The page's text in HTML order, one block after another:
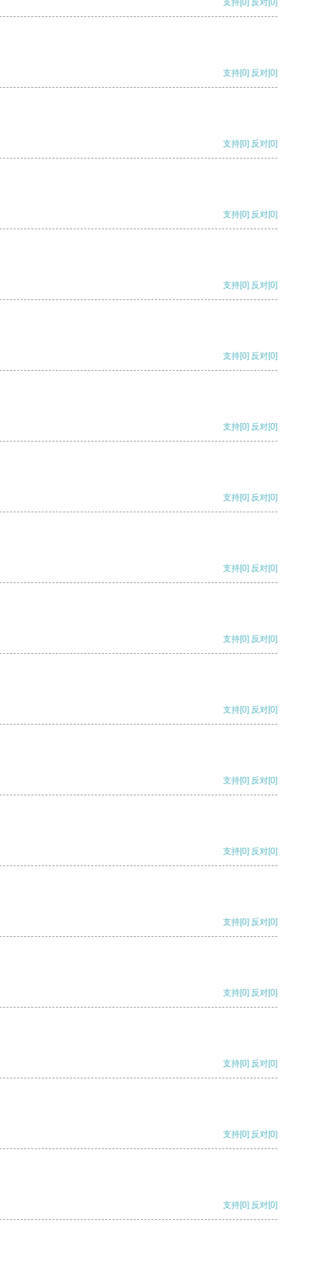
支持 [0] 反对 [0]
支持[0] 反对[0]
支持[0] 反对[0]
支持[0] 反对[0]
支持[0] 反对[0]
支持[0] 反对[0]
支持[0] 反对[0]
支持[0] 反对[0]
支持[0] 反对[0]
支持[0] 反对[0]
支持[0] 反对[0]
支持[0] 反对[0]
支持[0] 反对[0]
支持[0] 反对[0]
支持[0] 反对[0]
支持[0] 反对[0]
支持[0] 反对[0]
支持[0] 反对[0]